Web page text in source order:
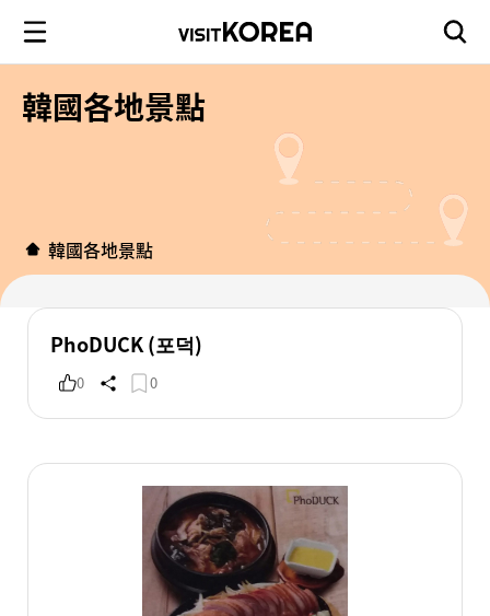
韓國各地景點
韓國各地景點
PhoDUCK (포덕)
0 0